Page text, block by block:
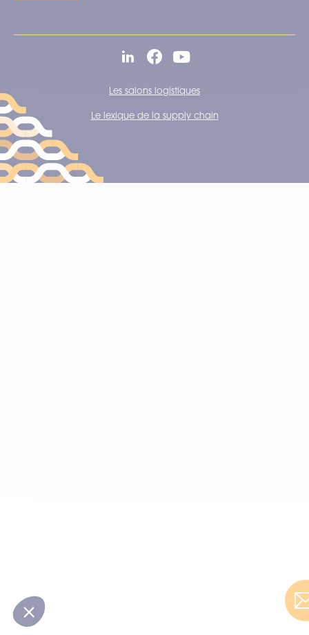
Les salons logistiques
Le lexique de la supply chain